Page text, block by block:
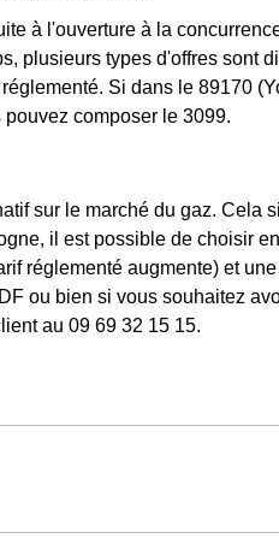
à l'ouverture à la
plusieurs types d'offres sont
Si dans le 89170
composer le 3099.
sur le marché du gaz. Cela
il est possible de choisir
réglementé augmente) et
ou bien si vous souhaitez
au 09 69 32 15 15.